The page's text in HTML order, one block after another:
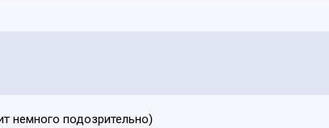
немного подозрительно)